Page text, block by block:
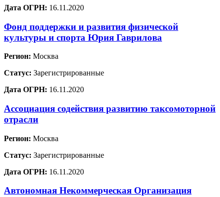
Дата ОГРН: 16.11.2020
Фонд поддержки и развития физической
культуры и спорта Юрия Гаврилова
Регион: Москва
Статус: Зарегистрированные
Дата ОГРН: 16.11.2020
Ассоциация содействия развитию таксомоторной
отрасли
Регион: Москва
Статус: Зарегистрированные
Дата ОГРН: 16.11.2020
Автономная Некоммерческая Организация